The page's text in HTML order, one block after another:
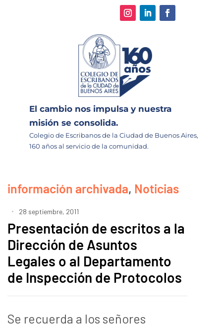
El cambio nos impulsa y nuestra
misión se consolida.
Colegio de Escribanos de la Ciudad de Buenos Aires,
160 años al servicio de la comunidad.
información archivada, Noticias
28 septiembre, 2011
Presentación de escritos a la
Dirección de Asuntos
Legales o al Departamento
de Inspección de Protocolos
Se recuerda a los señores